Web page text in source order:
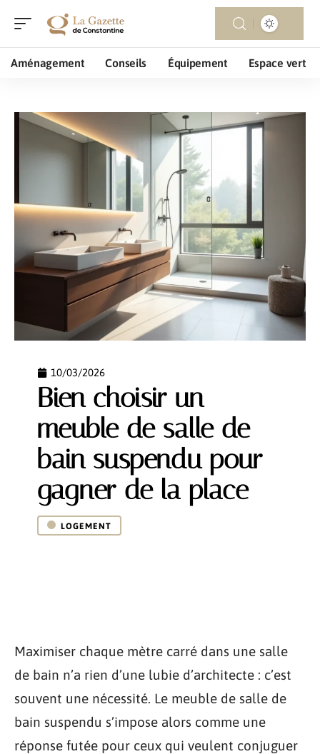
Aménagement Conseils Équipement Espace vert
10/03/2026
Bien choisir un
meuble de salle de
bain suspendu pour
gagner de la place
LOGEMENT
Maximiser chaque mètre carré dans une salle
de bain n’a rien d’une lubie d’architecte : c’est
souvent une nécessité. Le meuble de salle de
bain suspendu s’impose alors comme une
réponse futée pour ceux qui veulent conjuguer